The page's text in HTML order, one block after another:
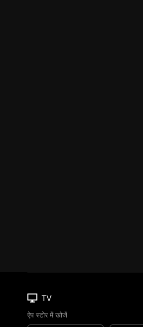
TV
ऐप स्टोर में खोजें